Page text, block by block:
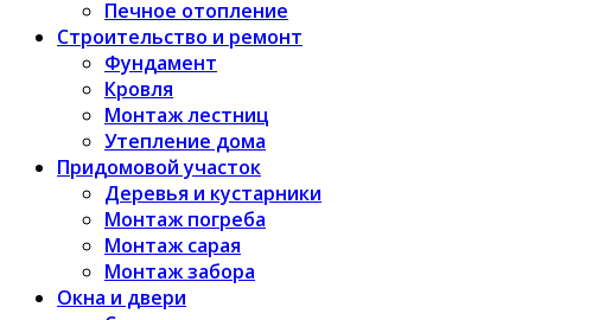
Печное отопление
Строительство и ремонт
Фундамент
Кровля
Монтаж лестниц
Утепление дома
Придомовой участок
Деревья и кустарники
Монтаж погреба
Монтаж сарая
Монтаж забора
Окна и двери